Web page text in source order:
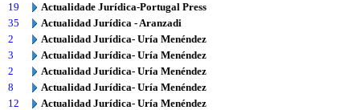
19
Actualidade Jurídica-Portugal Press
35
Actualidad Jurídica - Aranzadi
2
Actualidad Jurídica- Uría Menéndez
3
Actualidad Jurídica- Uría Menéndez
2
Actualidad Jurídica- Uría Menéndez
8
Actualidad Jurídica- Uría Menéndez
12
Actualidad Jurídica- Uría Menéndez